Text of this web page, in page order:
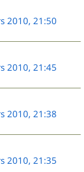
2010, 21:50
2010, 21:45
2010, 21:38
2010, 21:35